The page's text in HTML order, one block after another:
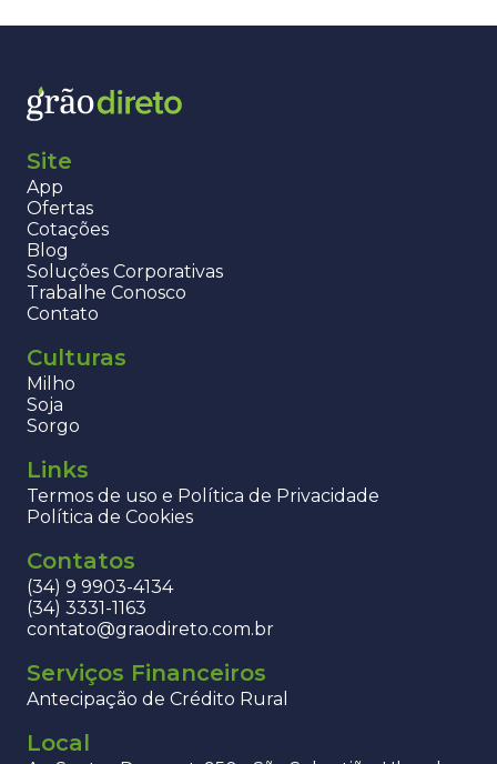
Site
App
Ofertas
Cotações
Blog
Soluções Corporativas
Trabalhe Conosco
Contato
Culturas
Milho
Soja
Sorgo
Links
Termos de uso e Política de Privacidade
Política de Cookies
Contatos
(34) 9 9903-4134
(34) 3331-1163
contato@graodireto.com.br
Serviços Financeiros
Antecipação de Crédito Rural
Local